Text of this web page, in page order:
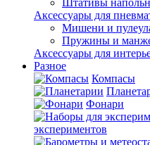
Штативы
Аксессуары для
Мишени и
Пружины и
Аксессуары для
Разное
Компасы
Фонари
экспериментов